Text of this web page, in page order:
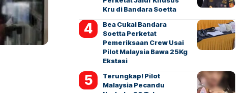
Kru di Bandara Soetta
Bea Cukai Bandara
Soetta Perketat
Pemeriksaan Crew Usai
Pilot Malaysia Bawa 25Kg
Ekstasi
Terungkap! Pilot
Malaysia Pecandu